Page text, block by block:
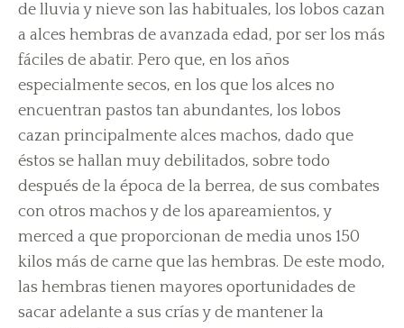
de lluvia y nieve son las habituales, los lobos cazan
a alces hembras de avanzada edad, por ser los más
fáciles de abatir. Pero que, en los años
especialmente secos, en los que los alces no
encuentran pastos tan abundantes, los lobos
cazan principalmente alces machos, dado que
éstos se hallan muy debilitados, sobre todo
después de la época de la berrea, de sus combates
con otros machos y de los apareamientos, y
merced a que proporcionan de media unos 150
kilos más de carne que las hembras. De este modo,
las hembras tienen mayores oportunidades de
sacar adelante a sus crías y de mantener la